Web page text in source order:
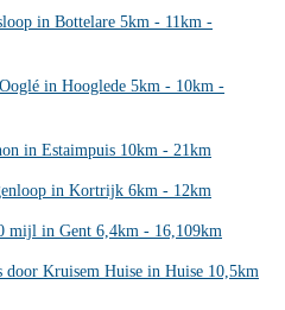
in Bottelare 5km - 11km -
in Hooglede 5km - 10km -
in Estaimpuis 10km - 21km
in Kortrijk 6km - 12km
mijl in Gent 6,4km - 16,109km
door Kruisem Huise in Huise 10,5km